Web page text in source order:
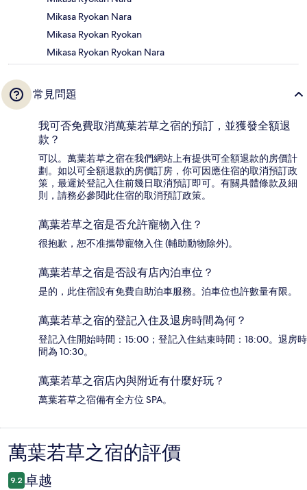
Mikasa Ryokan Nara
Mikasa Ryokan Ryokan
Mikasa Ryokan Ryokan Nara
常見問題
我可否免費取消萬葉若草之宿的預訂，並獲發全額退
款？
可以。萬葉若草之宿在我們網站上有提供可全額退款的房價計
劃。如以可全額退款的房價訂房，你可因應住宿的取消預訂政
策，最遲於登記入住前幾日取消預訂即可。有關具體條款及細
則，請務必參閱此住宿的取消預訂政策。
萬葉若草之宿是否允許寵物入住？
很抱歉，恕不准攜帶寵物入住 (輔助動物除外)。
萬葉若草之宿是否設有店內泊車位？
是的，此住宿設有免費自助泊車服務。泊車位也許數量有限。
萬葉若草之宿的登記入住及退房時間為何？
登記入住開始時間：15:00；登記入住結束時間：18:00。退房時
間為 10:30。
萬葉若草之宿店內與附近有什麼好玩？
萬葉若草之宿備有全方位 SPA。
評
價
萬葉若草之宿的評價
9.2 卓越